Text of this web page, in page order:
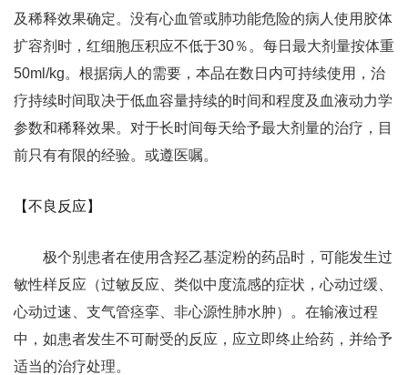
及稀释效果确定。没有心血管或肺功能危险的病人使用胶体
扩容剂时，红细胞压积应不低于30％。每日最大剂量按体重
50ml/kg。根据病人的需要，本品在数日内可持续使用，治
疗持续时间取决于低血容量持续的时间和程度及血液动力学
参数和稀释效果。对于长时间每天给予最大剂量的治疗，目
前只有有限的经验。或遵医嘱。
【不良反应】
极个别患者在使用含羟乙基淀粉的药品时，可能发生过
敏性样反应（过敏反应、类似中度流感的症状，心动过缓、
心动过速、支气管痉挛、非心源性肺水肿）。在输液过程
中，如患者发生不可耐受的反应，应立即终止给药，并给予
适当的治疗处理。